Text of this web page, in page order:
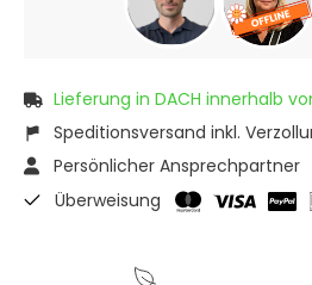
Lieferung in DACH innerhalb
Speditionsversand inkl.
Persönlicher Ansprechpartner
Überweisung